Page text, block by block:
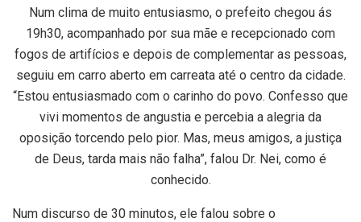
Num clima de muito entusiasmo, o prefeito chegou ás
19h30, acompanhado por sua mãe e recepcionado com
fogos de artifícios e depois de complementar as pessoas,
seguiu em carro aberto em carreata até o centro da cidade.
“Estou entusiasmado com o carinho do povo. Confesso que
vivi momentos de angustia e percebia a alegria da
oposição torcendo pelo pior. Mas, meus amigos, a justiça
de Deus, tarda mais não falha”, falou Dr. Nei, como é
conhecido.
Num discurso de 30 minutos, ele falou sobre o